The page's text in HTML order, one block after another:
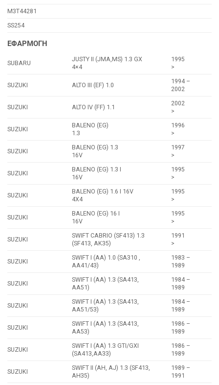
M3T44281
SS254
ΕΦΑΡΜΟΓΗ
SUBARU
JUSTY II (JMA,MS) 1.3 GX
4×4
1995
>
SUZUKI ALTO III (EF) 1.0
1994 –
2002
SUZUKI ALTO IV (FF) 1.1
2002
>
SUZUKI
BALENO (EG)
1.3
1996
>
SUZUKI
BALENO (EG) 1.3
16V
1997
>
SUZUKI
BALENO (EG) 1.3 I
16V
1995
>
SUZUKI
BALENO (EG) 1.6 I 16V
4X4
1995
>
SUZUKI
BALENO (EG) 16 I
16V
1995
>
SUZUKI
SWIFT CABRIO (SF413) 1.3
(SF413, AK35)
1991
>
SUZUKI
SWIFT I (AA) 1.0 (SA310 ,
AA41/43)
1983 –
1989
SUZUKI
SWIFT I (AA) 1.3 (SA413,
AA51)
1984 –
1989
SUZUKI
SWIFT I (AA) 1.3 (SA413,
AA51/53)
1984 –
1989
SUZUKI
SWIFT I (AA) 1.3 (SA413,
AA53)
1986 –
1989
SUZUKI
SWIFT I (AA) 1.3 GTI/GXI
(SA413,AA33)
1986 –
1989
SUZUKI
SWIFT II (AH, AJ) 1.3 (SF413,
AH35)
1989 –
1991